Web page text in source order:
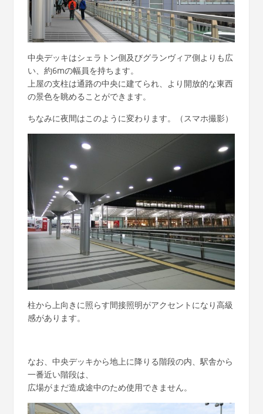
中央デッキはシェラトン側及びグランヴィア側よりも広
い、約6mの幅員を持ちます。
上屋の支柱は通路の中央に建てられ、より開放的な東西
の景色を眺めることができます。
ちなみに夜間はこのように変わります。（スマホ撮影）
柱から上向きに照らす間接照明がアクセントになり高級
感があります。
なお、中央デッキから地上に降りる階段の内、駅舎から
一番近い階段は、
広場がまだ造成途中のため使用できません。